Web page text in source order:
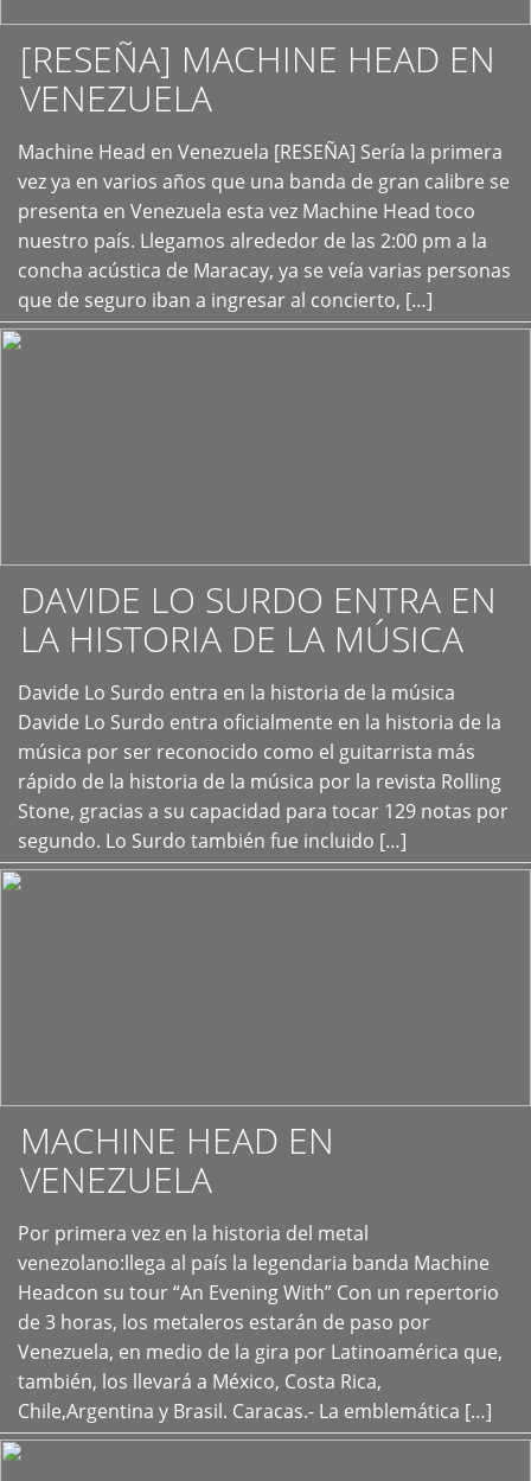
[RESEÑA] MACHINE HEAD EN
VENEZUELA
Machine Head en Venezuela [RESEÑA] Sería la primera
vez ya en varios años que una banda de gran calibre se
presenta en Venezuela esta vez Machine Head toco
nuestro país. Llegamos alrededor de las 2:00 pm a la
concha acústica de Maracay, ya se veía varias personas
que de seguro iban a ingresar al concierto, […]
+
DAVIDE LO SURDO ENTRA EN
LA HISTORIA DE LA MÚSICA
Davide Lo Surdo entra en la historia de la música
Davide Lo Surdo entra oficialmente en la historia de la
música por ser reconocido como el guitarrista más
rápido de la historia de la música por la revista Rolling
Stone, gracias a su capacidad para tocar 129 notas por
segundo. Lo Surdo también fue incluido […]
+
MACHINE HEAD EN
VENEZUELA
Por primera vez en la historia del metal
venezolano:llega al país la legendaria banda Machine
Headcon su tour “An Evening With” Con un repertorio
de 3 horas, los metaleros estarán de paso por
Venezuela, en medio de la gira por Latinoamérica que,
también, los llevará a México, Costa Rica,
Chile,Argentina y Brasil. Caracas.- La emblemática […]
+